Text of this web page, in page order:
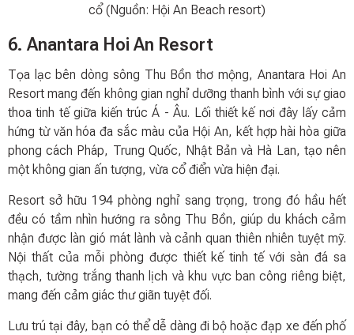
cổ (Nguồn: Hội An Beach resort)
6. Anantara Hoi An Resort
Tọa lạc bên dòng sông Thu Bồn thơ mộng, Anantara Hoi An
Resort mang đến không gian nghỉ dưỡng thanh bình với sự giao
thoa tinh tế giữa kiến trúc Á - Âu. Lối thiết kế nơi đây lấy cảm
hứng từ văn hóa đa sắc màu của Hội An, kết hợp hài hòa giữa
phong cách Pháp, Trung Quốc, Nhật Bản và Hà Lan, tạo nên
một không gian ấn tượng, vừa cổ điển vừa hiện đại.
Resort sở hữu 194 phòng nghỉ sang trọng, trong đó hầu hết
đều có tầm nhìn hướng ra sông Thu Bồn, giúp du khách cảm
nhận được làn gió mát lành và cảnh quan thiên nhiên tuyệt mỹ.
Nội thất của mỗi phòng được thiết kế tinh tế với sàn đá sa
thạch, tường trắng thanh lịch và khu vực ban công riêng biệt,
mang đến cảm giác thư giãn tuyệt đối.
Lưu trú tại đây, bạn có thể dễ dàng đi bộ hoặc đạp xe đến phố